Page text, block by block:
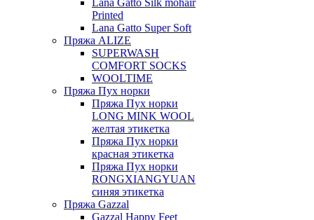
Lana Gatto Silk mohair
Printed
Lana Gatto Super Soft
Пряжа ALIZE
SUPERWASH
COMFORT SOCKS
WOOLTIME
Пряжа Пух норки
Пряжа Пух норки
LONG MINK WOOL
желтая этикетка
Пряжа Пух норки
красная этикетка
Пряжа Пух норки
RONGXIANGYUAN
синяя этикетка
Пряжа Gazzal
Gazzal Happy Feet